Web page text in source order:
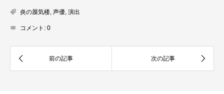
炎の蜃気楼, 声優, 演出
コメント: 0